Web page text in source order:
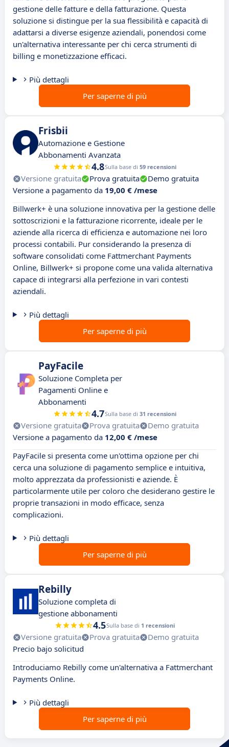
gestione delle fatture e della fatturazione. Questa
soluzione si distingue per la sua flessibilità e capacità di
adattarsi a diverse esigenze aziendali, ponendosi come
un'alternativa interessante per chi cerca strumenti di
billing e monetizzazione efficaci.
Più dettagli
Per saperne di più
Frisbii
Automazione e Gestione
Abbonamenti Avanzata
4.8Sulla base di 59 recensioni
Versione gratuita Prova gratuita
Demo gratuita
Versione a pagamento da 19,00 € /mese
Billwerk+ è una soluzione innovativa per la gestione delle
sottoscrizioni e la fatturazione ricorrente, ideale per le
aziende alla ricerca di efficienza e automazione nei loro
processi contabili. Pur considerando la presenza di
software consolidati come Fattmerchant Payments
Online, Billwerk+ si propone come una valida alternativa
capace di integrarsi alla perfezione in vari contesti
aziendali.
Più dettagli
Per saperne di più
PayFacile
Soluzione Completa per
Pagamenti Online e
Abbonamenti
4.7Sulla base di 31 recensioni
Versione gratuita Prova gratuita
Demo gratuita
Versione a pagamento da 12,00 € /mese
PayFacile si presenta come un'ottima opzione per chi
cerca una soluzione di pagamento semplice e intuitiva,
molto apprezzata da professionisti e aziende. È
particolarmente utile per coloro che desiderano gestire le
proprie transazioni in modo efficace, senza
complicazioni.
Più dettagli
Per saperne di più
Rebilly
Soluzione completa di
gestione abbonamenti
4.5Sulla base di 1 recensioni
Versione gratuita Prova gratuita
Demo gratuita
Precio bajo solicitud
Introduciamo Rebilly come un'alternativa a Fattmerchant
Payments Online.
Più dettagli
Per saperne di più